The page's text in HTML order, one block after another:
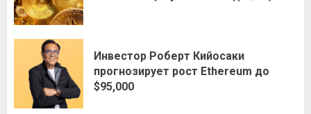
Инвестор Роберт Кийосаки
прогнозирует рост Ethereum до
$95,000